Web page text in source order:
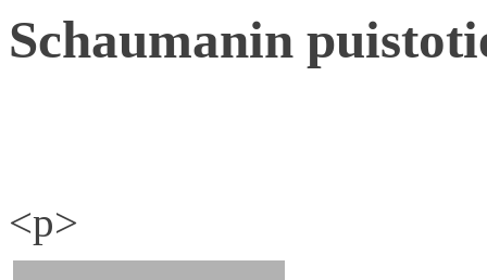
Schaumanin
<p>